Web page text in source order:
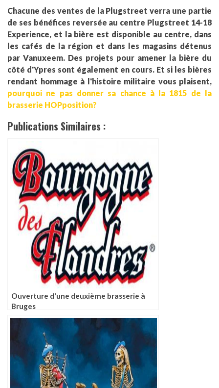
Chacune des ventes de la Plugstreet verra une partie
de ses bénéfices reversée au centre Plugstreet 14-18
Experience, et la bière est disponible au centre, dans
les cafés de la région et dans les magasins détenus
par Vanuxeem. Des projets pour amener la bière du
côté d'Ypres sont également en cours. Et si les bières
rendant hommage à l'histoire militaire vous plaisent,
pourquoi ne pas donner sa chance à la 1815 de la
brasserie HOPposition?
Publications Similaires :
Ouverture d'une deuxième brasserie à
Bruges